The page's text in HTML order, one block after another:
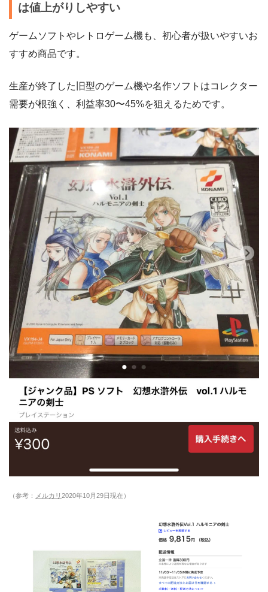
は値上がりしやすい
ゲームソフトやレトロゲーム機も、初心者が扱いやすいお
すすめ商品です。
生産が終了した旧型のゲーム機や名作ソフトはコレクター
需要が根強く、利益率30〜45%を狙えるためです。
（参考： メルカリ 2020年10月29日現在）